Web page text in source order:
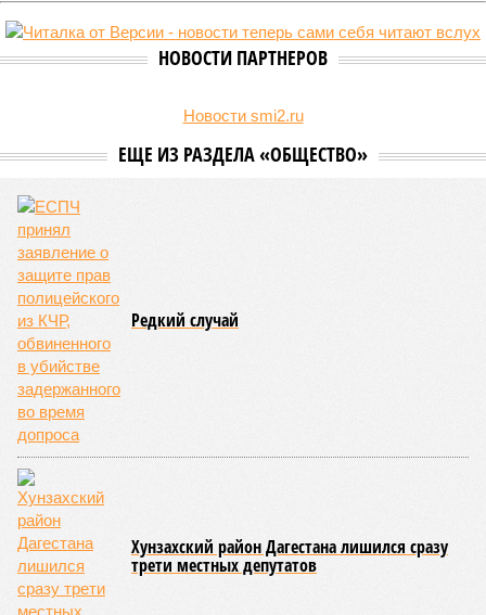
Министерство транспорта Республики Дагестан обнародовало
актуальную сводку о ходе ликвидации последствий мощных
Согласно официальным данным на 13 июля, дорожным
службам удалось восстановить транспортное сообщение
на 17 ранее пострадавших участках автомобильных дорог,
транспортной блокаде.
Напомним, что мощнейшие дожди, прошедшие 8 июля,
нанесли колоссальный урон дорожной инфраструктуре, в
результате чего на пике разгула стихии без связи с
внешним миром оказались жители 53 сёл. К 12 июля эта
цифра сократилась до 23, и сейчас в профильном
ведомстве фиксируют дальнейшее улучшение обстановки.
В Агульском районе вследствие частичного обрушения
каменно-арочного моста полностью прервано сообщение с
селом Буршаг, и возобновить движение там рассчитывают
лишь к 17 июля.
В Гунибском районе на стратегической дороге «Гуниб –
Кумух» бурные потоки полностью уничтожили подъездные
пути к мостовому переходу, в результате чего от внешнего
мира оказались отрезаны сразу шесть населённых
пунктов. Ещё четыре посёлка лишились транспортного